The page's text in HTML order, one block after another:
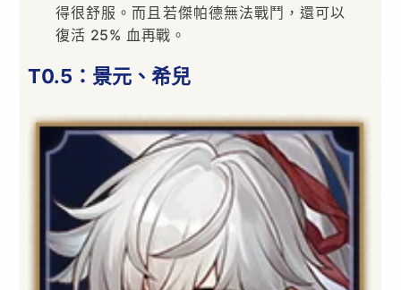
得很舒服。而且若傑帕德無法戰鬥，還可以
復活 25% 血再戰。
T0.5：景元、希兒